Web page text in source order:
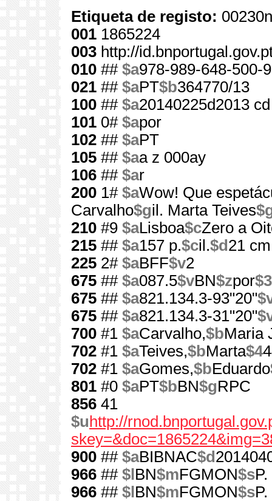
Etiqueta de registo:
001 1865224
003 http://
010 ## $a978-989-648-500-9
021 ## $aPT$b364770/13
100 ## $a20140225d2013
101 0# $apor
102 ## $aPT
105 ## $aa z 000ay
106 ## $ar
200 1# $aWow! Que
Carvalho$gil. Marta Teives
210 #9 $aLisboa$cZero a
215 ## $a157 p.$cil.$d 21 cm
225 2# $aBFF$v2
675 ## $a087.5$vBN$zpor$3
675 ## $a821.134.3-93"20"
675 ## $a821.134.3-31"20"
700 #1 $aCarvalho,$bMaria
702 #1 $aTeives,$bMarta$4
702 #1 $aGomes,$bEduardo
801 #0 $aPT$bBN$gRPC
856 41
$u http://
900 ## $aBIBNAC$d
966 ## $l BN$mFGMON$s
966 ## $l BN$mFGMON$s